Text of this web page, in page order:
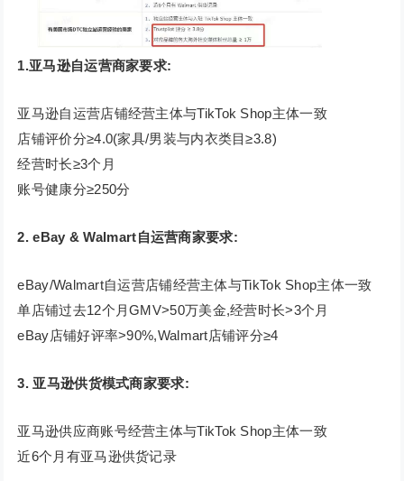
1.亚马逊自运营商家要求:
亚马逊自运营店铺经营主体与TikTok Shop主体一致
店铺评价分≥4.0(家具/男装与内衣类目≥3.8)
经营时长≥3个月
账号健康分≥250分
2. eBay & Walmart自运营商家要求:
eBay/Walmart自运营店铺经营主体与TikTok Shop主体一致
单店铺过去12个月GMV>50万美金,经营时长>3个月
eBay店铺好评率>90%,Walmart店铺评分≥4
3. 亚马逊供货模式商家要求:
亚马逊供应商账号经营主体与TikTok Shop主体一致
近6个月有亚马逊供货记录